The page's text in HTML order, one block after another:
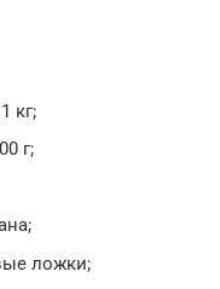
кг;
г;
ложки;